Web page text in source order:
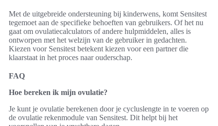
Met de uitgebreide ondersteuning bij kinderwens, komt Sensitest
tegemoet aan de specifieke behoeften van gebruikers. Of het nu
gaat om ovulatiecalculators of andere hulpmiddelen, alles is
ontworpen met het welzijn van de gebruiker in gedachten.
Kiezen voor Sensitest betekent kiezen voor een partner die
klaarstaat in het proces naar ouderschap.
FAQ
Hoe bereken ik mijn ovulatie?
Je kunt je ovulatie berekenen door je cycluslengte in te voeren op
de ovulatie rekenmodule van Sensitest. Dit helpt bij het